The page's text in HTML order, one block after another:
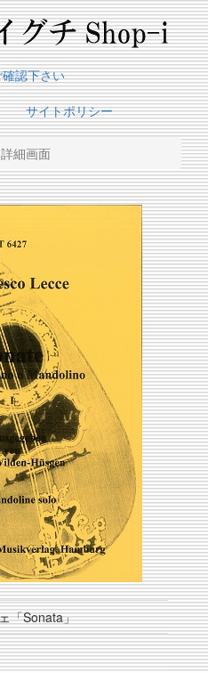
認下さい
サイトポリシー
細画面
「Sonata」